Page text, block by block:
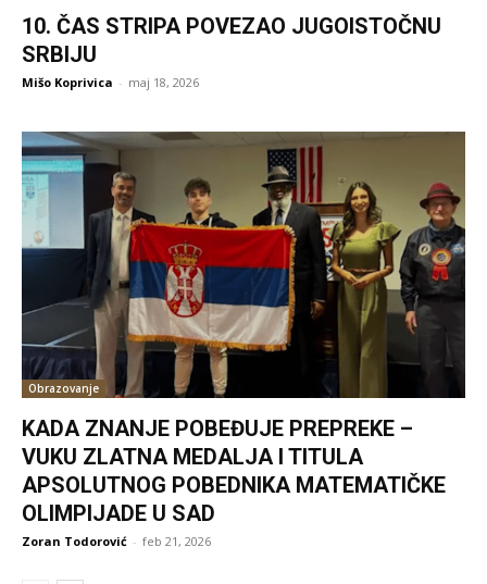
10. ČAS STRIPA POVEZAO JUGOISTOČNU
SRBIJU
Mišo Koprivica - maj 18, 2026
Obrazovanje
KADA ZNANJE POBEĐUJE PREPREKE –
VUKU ZLATNA MEDALJA I TITULA
APSOLUTNOG POBEDNIKA MATEMATIČKE
OLIMPIJADE U SAD
Zoran Todorović - feb 21, 2026